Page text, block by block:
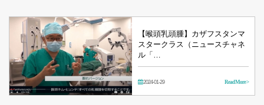
【喉頭乳頭腫】カザフスタンマ
スタークラス（ニュースチャネ
ル「…
2024-01-29 Read More >